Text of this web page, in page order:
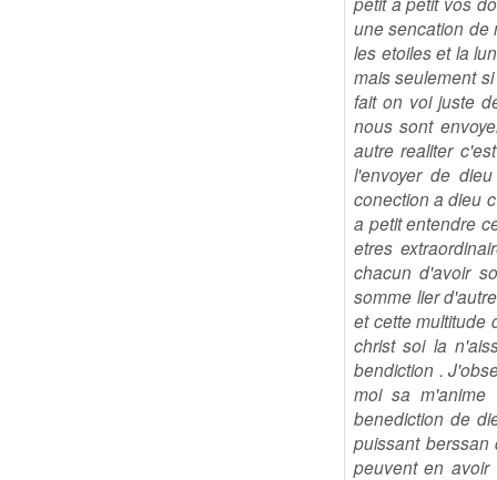
une sencation de
les etoiles et la
mais seulement
fait on voi juste
nous sont
autre realiter
l'envoyer de
conection a dieu
a petit entendre
etres
chacun d'avoir
somme lier
et cette multitude
christ soi la
bendiction .
moi sa m'anime
benediction de
puissant berssan
peuvent en avoir